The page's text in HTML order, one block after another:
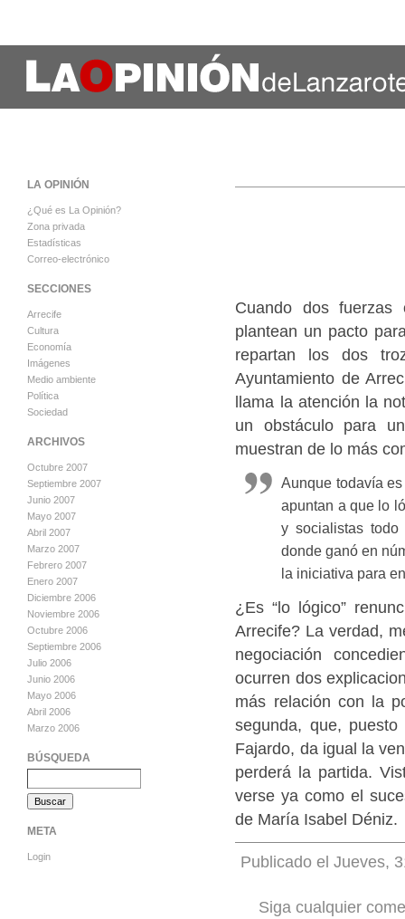
Cuando dos fuerzas
plantean un pacto
repartan los dos
Ayuntamiento de
llama la atención la
un obstáculo para
muestran de lo más
Aunque todavía
apuntan a que lo
y socialistas
donde ganó en
la iniciativa para
¿Es “lo lógico”
Arrecife? La verdad,
negociación
ocurren dos
más relación con la
segunda, que,
Fajardo, da igual la
perderá la partida.
verse ya como el
de María Isabel Déniz.
Publicado el Jueves,
Siga cualquier
LA OPINIÓN
¿Qué es La Opinión?
Zona privada
Estadísticas
Correo-electrónico
SECCIONES
Arrecife
Cultura
Economía
Imágenes
Medio ambiente
Política
Sociedad
ARCHIVOS
Octubre 2007
Septiembre 2007
Junio 2007
Mayo 2007
Abril 2007
Marzo 2007
Febrero 2007
Enero 2007
Diciembre 2006
Noviembre 2006
Octubre 2006
Septiembre 2006
Julio 2006
Junio 2006
Mayo 2006
Abril 2006
Marzo 2006
BÚSQUEDA
META
Login